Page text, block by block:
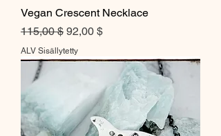
Vegan Crescent Necklace
Normaali hinta
115,00 $ Alehinta
92,00 $
ALV Sisällytetty